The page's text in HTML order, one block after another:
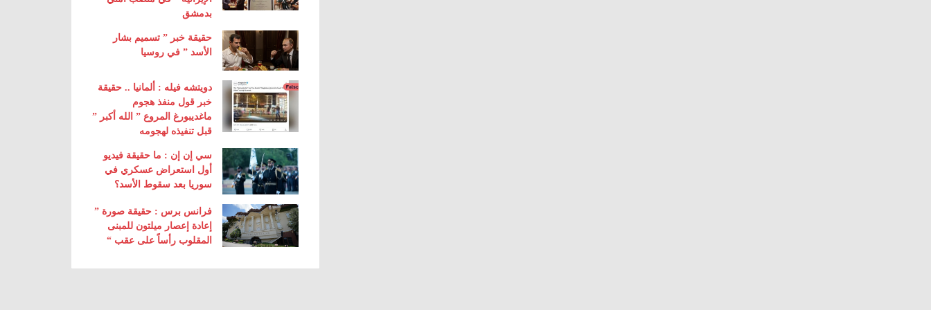
بدمشق
حقيقة خبر ” تسميم بشار
الأسد ” في روسيا
دويتشه فيله : ألمانيا .. حقيقة
خبر قول منفذ هجوم
ماغديبورغ المروع ” الله أكبر ”
قبل تنفيذه لهجومه
سي إن إن : ما حقيقة فيديو
أول استعراض عسكري في
سوريا بعد سقوط الأسد؟
فرانس برس : حقيقة صورة ”
إعادة إعصار ميلتون للمبنى
المقلوب رأساً على عقب “